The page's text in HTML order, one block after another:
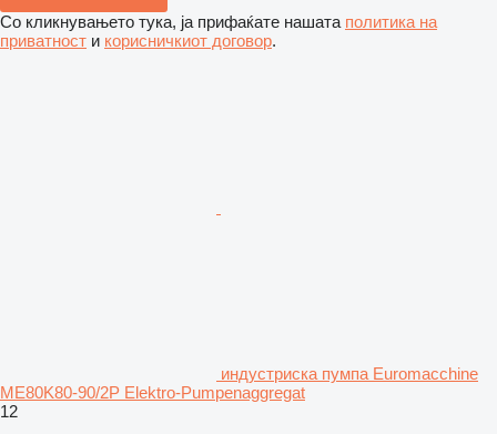
Со кликнувањето тука, ја прифаќате нашата политика на
приватност и корисничкиот договор.
индустриска пумпа Euromacchine
ME80K80-90/2P Elektro-Pumpenaggregat
12